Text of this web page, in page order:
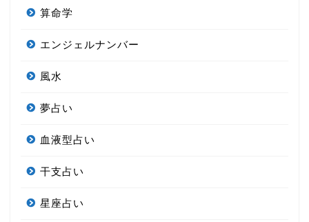
算命学
エンジェルナンバー
風水
夢占い
血液型占い
干支占い
星座占い